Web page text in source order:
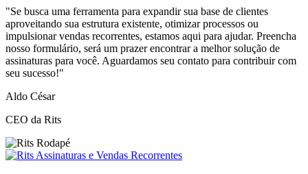
"Se busca uma ferramenta para expandir sua base de clientes
aproveitando sua estrutura existente, otimizar processos ou
impulsionar vendas recorrentes, estamos aqui para ajudar. Preencha
nosso formulário, será um prazer encontrar a melhor solução de
assinaturas para você. Aguardamos seu contato para contribuir com
seu sucesso!"
Aldo César
CEO da Rits